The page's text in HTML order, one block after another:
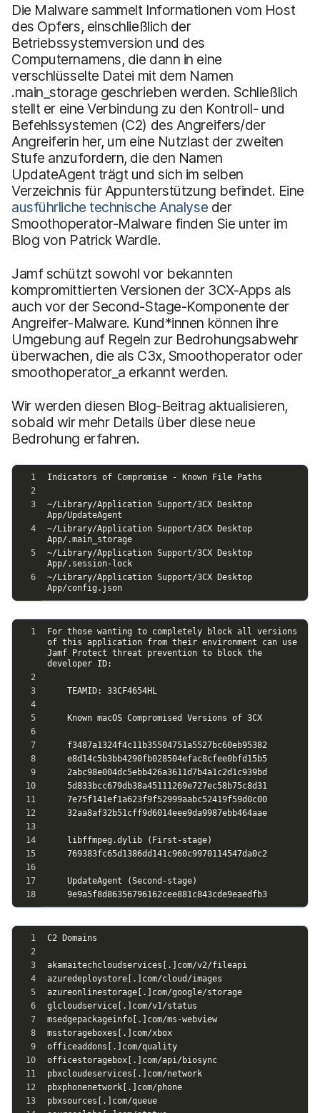
Die Malware sammelt Informationen vom Host
des Opfers, einschließlich der
Betriebssystemversion und des
Computernamens, die dann in eine
verschlüsselte Datei mit dem Namen
.main_storage geschrieben werden. Schließlich
stellt er eine Verbindung zu den Kontroll- und
Befehlssystemen (C2) des Angreifers/der
Angreiferin her, um eine Nutzlast der zweiten
Stufe anzufordern, die den Namen
UpdateAgent trägt und sich im selben
Verzeichnis für Appunterstützung befindet. Eine
ausführliche technische Analyse der
Smoothoperator-Malware finden Sie unter im
Blog von Patrick Wardle.
Jamf schützt sowohl vor bekannten
kompromittierten Versionen der 3CX-Apps als
auch vor der Second-Stage-Komponente der
Angreifer-Malware. Kund*innen können ihre
Umgebung auf Regeln zur Bedrohungsabwehr
überwachen, die als C3x, Smoothoperator oder
smoothoperator_a erkannt werden.
Wir werden diesen Blog-Beitrag aktualisieren,
sobald wir mehr Details über diese neue
Bedrohung erfahren.